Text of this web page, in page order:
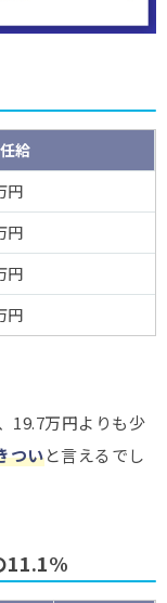
給
円
円
円
円
19.7万円よりも少
ついと言えるでし
11.1%